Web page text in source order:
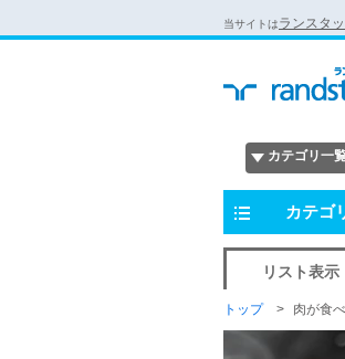
当サイトはランスタ
カテゴリ一
カテゴ
リスト表示
トップ 肉が食